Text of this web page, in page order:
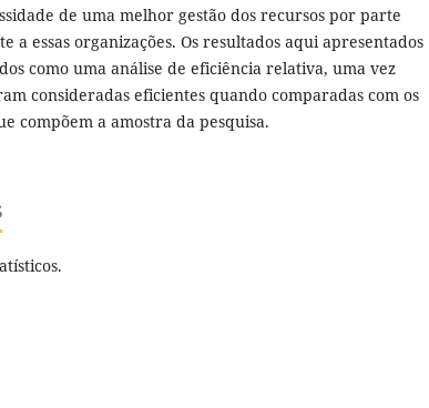
de uma melhor gestão dos recursos por parte
a essas organizações. Os resultados aqui apresentados
como uma análise de eficiência relativa, uma vez
consideradas eficientes quando comparadas com os
compõem a amostra da pesquisa.